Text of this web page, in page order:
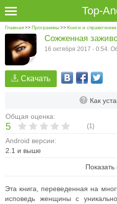
Top-
Главная>>Программы>>Книги и справочники
Скачать
Как
Общая оценка:
5 (1)
Android версии:
2.1 и выше
Показать
Сожженная
16 октября 2017 - 0:54.
Эта книга, переведенная на
исповедь женщины с